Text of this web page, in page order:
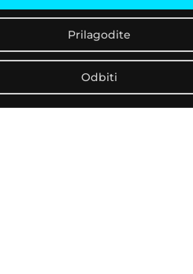
Prilagodite
Odbiti